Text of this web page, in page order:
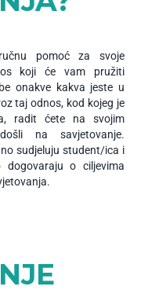
pomoć za svoje
koji će vam pružiti
onakve kakva jeste u
taj odnos, kod kojeg je
radit ćete na svojim
na savjetovanje.
sudjeluju student/ica i
o ciljevima